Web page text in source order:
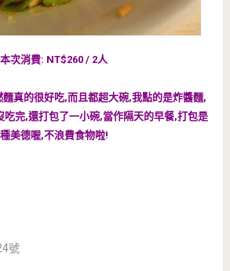
本次消費: NT$260 / 2人
真的很好吃,而且都超大碗,我點的是炸醬麵,
吃完,還打包了一小碗,當作隔天的早餐,打包是
種美德喔,不浪費食物啦!
號